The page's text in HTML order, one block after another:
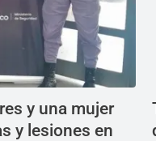
y una mujer
y lesiones en